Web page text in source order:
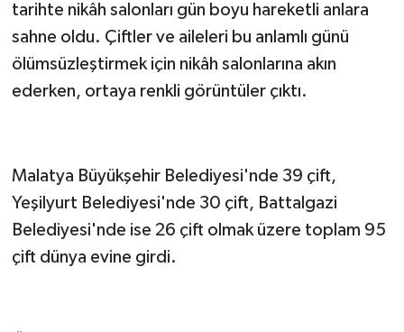
tarihte nikâh salonları gün boyu hareketli anlara
sahne oldu. Çiftler ve aileleri bu anlamlı günü
ölümsüzleştirmek için nikâh salonlarına akın
ederken, ortaya renkli görüntüler çıktı.
Malatya Büyükşehir Belediyesi'nde 39 çift,
Yeşilyurt Belediyesi'nde 30 çift, Battalgazi
Belediyesi'nde ise 26 çift olmak üzere toplam 95
çift dünya evine girdi.